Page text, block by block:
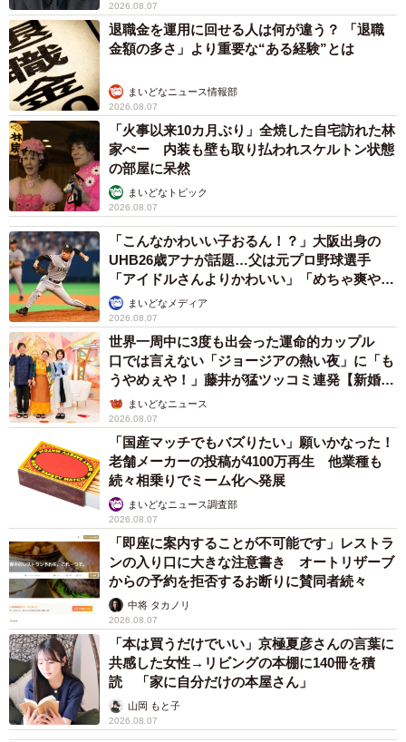
2026.08.07
退職金を運用に回せる人は何が違う？ 「退職
金額の多さ」より重要な“ある経験”とは
まいどなニュース情報部
2026.08.07
「火事以来10カ月ぶり」全焼した自宅訪れた林
家ぺー 内装も壁も取り払われスケルトン状態
の部屋に呆然
まいどなトピック
2026.08.07
「こんなかわいい子おるん！？」大阪出身の
UHB26歳アナが話題…父は元プロ野球選手
「アイドルさんよりかわいい」「めちゃ爽や
か」まいどなメディア
2026.08.07
世界一周中に3度も出会った運命的カップル
口では言えない「ジョージアの熱い夜」に「も
うやめぇや！」藤井が猛ツッコミ連発【新婚さ
ん】まいどなニュース
2026.08.07
「国産マッチでもバズりたい」願いかなった！
老舗メーカーの投稿が4100万再生 他業種も
続々相乗りでミーム化へ発展
まいどなニュース調査部
2026.08.07
「即座に案内することが不可能です」レストラ
ンの入り口に大きな注意書き オートリザーブ
からの予約を拒否するお断りに賛同者続々
中将 タカノリ
2026.08.07
「本は買うだけでいい」京極夏彦さんの言葉に
共感した女性→リビングの本棚に140冊を積
読 「家に自分だけの本屋さん」
山岡 もと子
2026.08.07